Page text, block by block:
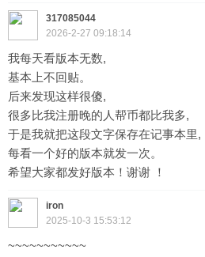
317085044
2026-2-27 09:18:14
我每天看版本无数,
基本上不回贴。
后来发现这样很傻,
很多比我注册晚的人帮币都比我多,
于是我就把这段文字保存在记事本里,
每看一个好的版本就发一次。
希望大家都发好版本！谢谢 ！
iron
2025-10-3 15:53:12
~~~~~~~~~~~